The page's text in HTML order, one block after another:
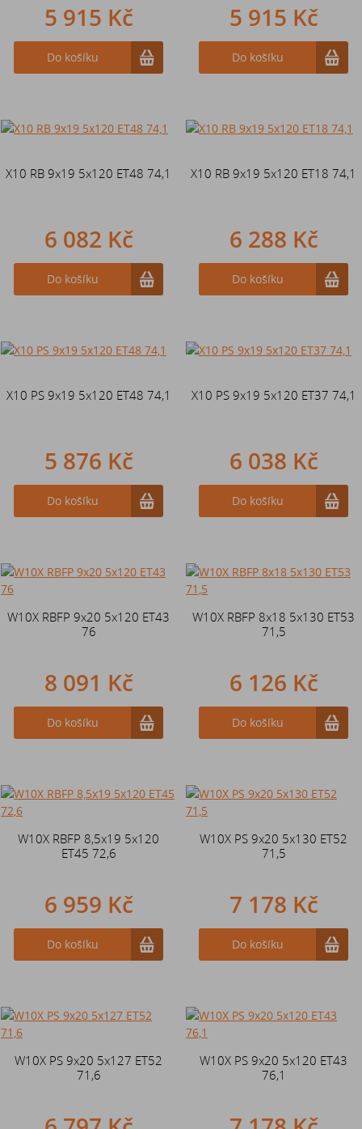
5 915 Kč
Do košíku
5 915 Kč
Do košíku
X10 RB 9x19 5x120 ET48 74,1
6 082 Kč
Do košíku
X10 RB 9x19 5x120 ET18 74,1
6 288 Kč
Do košíku
X10 PS 9x19 5x120 ET48 74,1
5 876 Kč
Do košíku
X10 PS 9x19 5x120 ET37 74,1
6 038 Kč
Do košíku
W10X RBFP 9x20 5x120 ET43
76
8 091 Kč
Do košíku
W10X RBFP 8x18 5x130 ET53
71,5
6 126 Kč
Do košíku
W10X RBFP 8,5x19 5x120
ET45 72,6
6 959 Kč
Do košíku
W10X PS 9x20 5x130 ET52
71,5
7 178 Kč
Do košíku
W10X PS 9x20 5x127 ET52
71,6
W10X PS 9x20 5x120 ET43
76,1